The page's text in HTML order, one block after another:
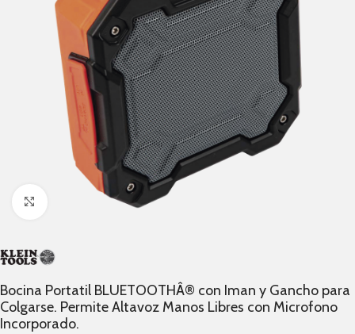
Click to enlarge
Bocina Portatil BLUETOOTHÂ® con Iman y Gancho para
Colgarse. Permite Altavoz Manos Libres con Microfono
Incorporado.